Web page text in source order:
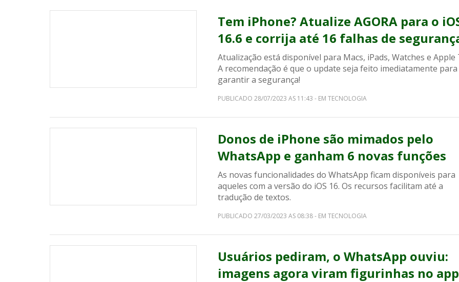
Tem iPhone? Atualize AGORA para o
16.6 e corrija até 16 falhas de
Atualização está disponível para Macs, iPads, Watches e Apple
A recomendação é que o update seja feito imediatamente para
garantir a segurança!
PUBLICADO 28/07/2023 AS 11:43 - EM TECNOLOGIA
Donos de iPhone são mimados pelo
WhatsApp e ganham 6 novas funções
As novas funcionalidades do WhatsApp ficam disponíveis para
aqueles com a versão do iOS 16. Os recursos facilitam até a
tradução de textos.
PUBLICADO 27/03/2023 AS 08:38 - EM TECNOLOGIA
Usuários pediram, o WhatsApp ouviu:
imagens agora viram figurinhas no app